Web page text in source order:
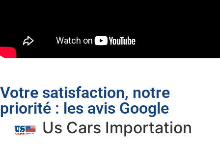
Votre satisfaction, notre
priorité : les avis Google
Us Cars Importation